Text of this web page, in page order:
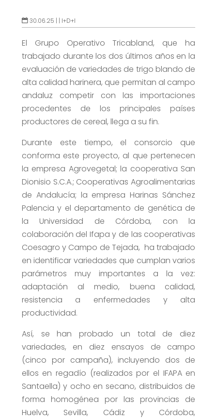
30.06.25 | | I+D+I
El Grupo Operativo Tricabland, que ha
trabajado durante los dos últimos años en la
evaluación de variedades de trigo blando de
alta calidad harinera, que permitan al campo
andaluz competir con las importaciones
procedentes de los principales países
productores de cereal, llega a su fin.
Durante este tiempo, el consorcio que
conforma este proyecto, al que pertenecen
la empresa Agrovegetal; la cooperativa San
Dionisio S.C.A.; Cooperativas Agroalimentarias
de Andalucía; la empresa Harinas Sánchez
Palencia y el departamento de genética de
la Universidad de Córdoba, con la
colaboración del Ifapa y de las cooperativas
Coesagro y Campo de Tejada, ha trabajado
en identificar variedades que cumplan varios
parámetros muy importantes a la vez:
adaptación al medio, buena calidad,
resistencia a enfermedades y alta
productividad.
Así, se han probado un total de diez
variedades, en diez ensayos de campo
(cinco por campaña), incluyendo dos de
ellos en regadío (realizados por el IFAPA en
Santaella) y ocho en secano, distribuidos de
forma homogénea por las provincias de
Huelva, Sevilla, Cádiz y Córdoba,